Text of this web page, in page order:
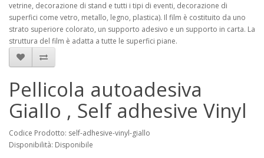
vetrine, decorazione di stand e tutti i tipi di eventi, decorazione di
superfici come vetro, metallo, legno, plastica). Il film è costituito da uno
strato superiore colorato, un supporto adesivo e un supporto in carta. La
struttura del film è adatta a tutte le superfici piane.
Pellicola autoadesiva
Giallo , Self adhesive Vinyl
Codice Prodotto: self-adhesive-vinyl-giallo
Disponibilità: Disponibile